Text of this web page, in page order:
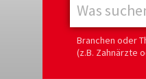
Branchen oder
(z.B. Zahnärzte